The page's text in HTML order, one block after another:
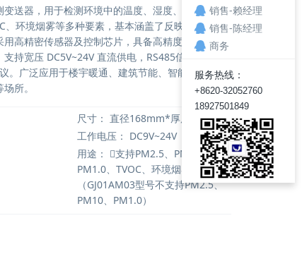
送器，用于检测环境中的温度、湿度、PM2.5、
、环境烟雾等多种要素，基本涵盖了反映空气质量
用高精密传感器及控制芯片，具备高精度、高分辨
持宽压 DC5V~24V 直流供电，RS485信号通讯，
。广泛应用于楼宇暖通、建筑节能、智能家居、学
所。
尺寸： 直径168mm*厚度31mm
工作电压： DC9V~24V
用途： 支持PM2.5、PM10、
PM1.0、TVOC、环境烟雾检测
（GJ01AM03型号不支持PM2.5、
PM10、PM1.0）
销售-赖经理
销售-陈经理
商务
服务热线：
+8620-32052760
18927501849